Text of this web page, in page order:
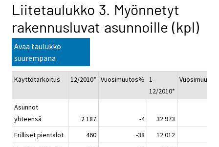
Liitetaulukko 3. Myönnetyt
rakennusluvat asunnoille (kpl)
Avaa taulukko
suurempana
Käyttötarkoitus 12/2010* Vuosimuutos% 1-
12/2010*
Asunnot
yhteensä
2 187 -4 32 973
Erilliset pientalot
460 -38 12 012